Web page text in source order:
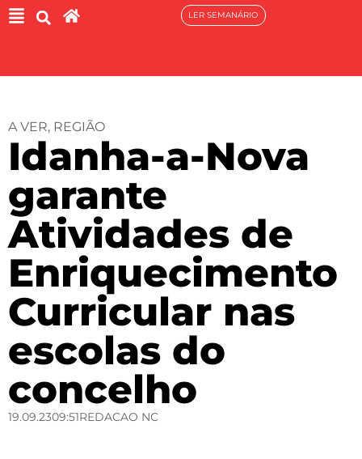
LER SEMANÁRIO
A VER, REGIÃO
Idanha-a-Nova
garante
Atividades de
Enriquecimento
Curricular nas
escolas do
concelho
19.09.2309:51REDACAO NC